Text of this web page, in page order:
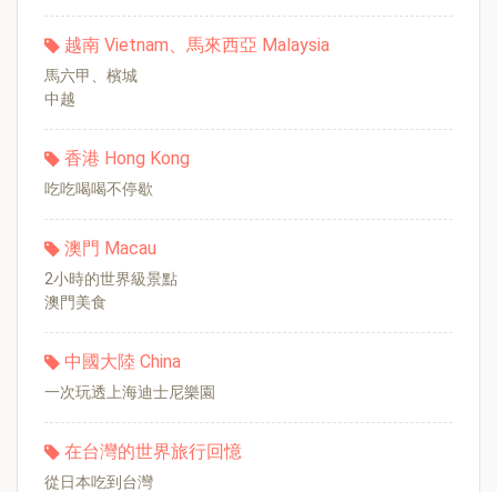
越南 Vietnam、馬來西亞 Malaysia
馬六甲、檳城
中越
香港 Hong Kong
吃吃喝喝不停歇
澳門 Macau
2小時的世界級景點
澳門美食
中國大陸 China
一次玩透上海迪士尼樂園
在台灣的世界旅行回憶
從日本吃到台灣